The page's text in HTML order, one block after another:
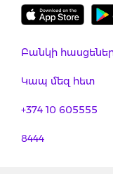
Բանկի
Կապ մեզ հետ
+374 10 605555
8444